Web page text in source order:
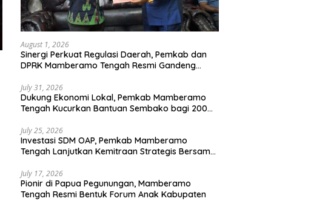
August 1, 2026
Sinergi Perkuat Regulasi Daerah, Pemkab dan
DPRK Mamberamo Tengah Resmi Gandeng
July 31, 2026
Dukung Ekonomi Lokal, Pemkab Mamberamo
Tengah Kucurkan Bantuan Sembako bagi 200
July 25, 2026
Investasi SDM OAP, Pemkab Mamberamo
Tengah Lanjutkan Kemitraan Strategis Bersama
July 17, 2026
Pionir di Papua Pegunungan, Mamberamo
Tengah Resmi Bentuk Forum Anak Kabupaten